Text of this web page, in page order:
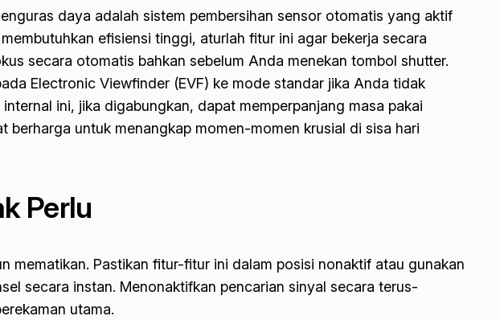
daya adalah sistem pembersihan sensor otomatis yang aktif
efisiensi tinggi, aturlah fitur ini agar bekerja secara
secara otomatis bahkan sebelum Anda menekan tombol shutter.
Electronic Viewfinder (EVF) ke mode standar jika Anda tidak
ini, jika digabungkan, dapat memperpanjang masa pakai
untuk menangkap momen-momen krusial di sisa hari
Perlu
mematikan. Pastikan fitur-fitur ini dalam posisi nonaktif atau gunakan
secara instan. Menonaktifkan pencarian sinyal secara terus-
utama.